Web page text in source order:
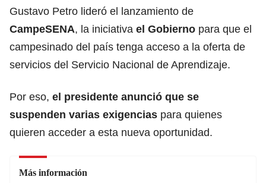
Gustavo Petro lideró el lanzamiento de
CampeSENA, la iniciativa el Gobierno para que el
campesinado del país tenga acceso a la oferta de
servicios del Servicio Nacional de Aprendizaje.
Por eso, el presidente anunció que se
suspenden varias exigencias para quienes
quieren acceder a esta nueva oportunidad.
Más información